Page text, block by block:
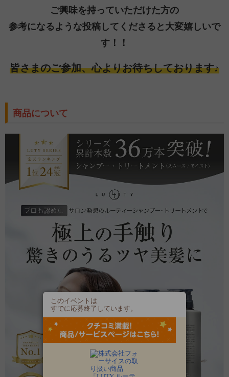
ご興味を持っていただけた方の
参考になるような投稿してくださると大変嬉しいで
す！！
皆さまのご参加、心よりお待ちしております♪
商品について
このイベントは
すでに応募終了しています。